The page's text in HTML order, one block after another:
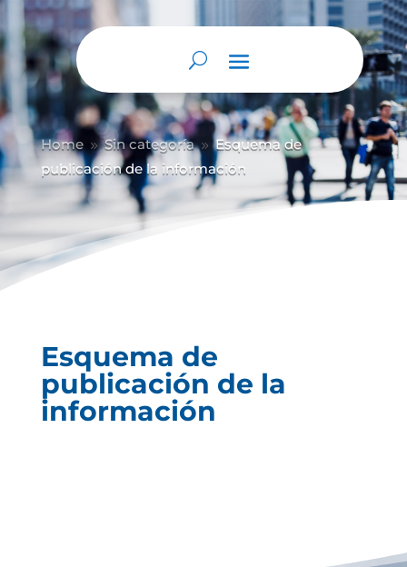
Abrir barra de herramientas
Home 9 Sin categoría 9 Esquema de
publicación de la información
Esquema de
publicación de la
información